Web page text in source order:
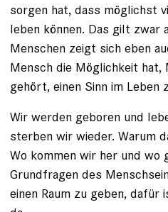
sorgen hat, dass möglichst
leben können. Das gilt zwar
Menschen zeigt sich eben
Mensch die Möglichkeit hat,
gehört, einen Sinn im Leben
Wir werden geboren und
sterben wir wieder. Warum
Wo kommen wir her und wo
Grundfragen des
einen Raum zu geben, dafür